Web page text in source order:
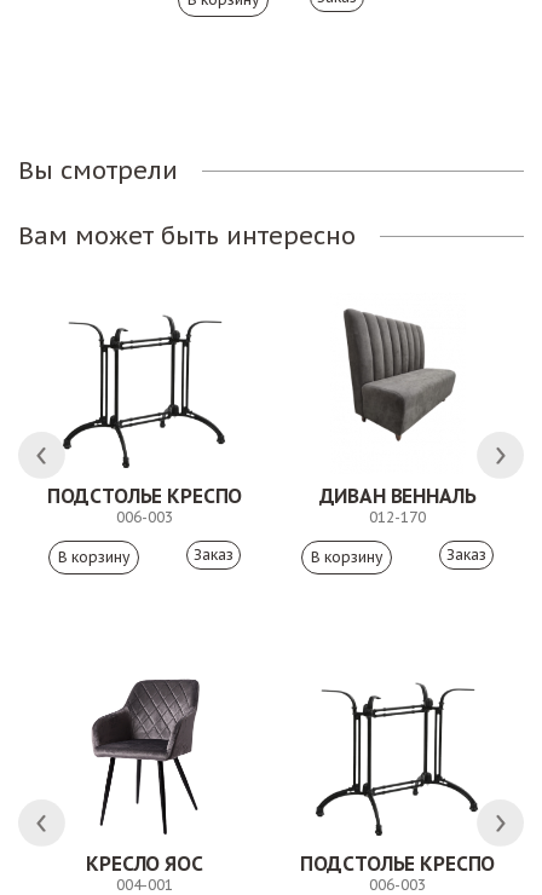
Вы смотрели
Вам может быть интересно
ПОДСТОЛЬЕ КРЕСПО
006-003
Заказ
ДИВАН ВЕННАЛЬ
012-170
Заказ
КРЕСЛО ЯОС
004-001
ПОДСТОЛЬЕ КРЕСПО
006-003